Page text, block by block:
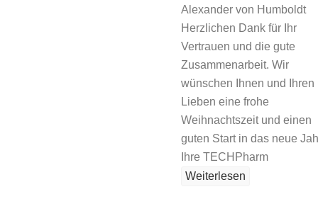
Alexander von Humboldt
Herzlichen Dank für Ihr
Vertrauen und die gute
Zusammenarbeit. Wir
wünschen Ihnen und Ihren
Lieben eine frohe
Weihnachtszeit und einen
guten Start in das neue
Ihre TECHPharm
Weiterlesen